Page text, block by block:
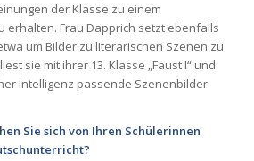
der Klasse zu einem
erhalten. Frau Dapprich setzt ebenfalls
um Bilder zu literarischen Szenen zu
sie mit ihrer 13. Klasse „Faust I“ und
Intelligenz passende Szenenbilder
Sie sich von Ihren Schülerinnen